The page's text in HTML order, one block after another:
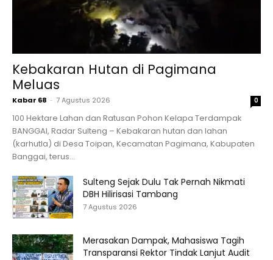
Kebakaran Hutan di Pagimana
Meluas
Kabar 68 - 7 Agustus 2026 0
100 Hektare Lahan dan Ratusan Pohon Kelapa Terdampak
BANGGAI, Radar Sulteng – Kebakaran hutan dan lahan
(karhutla) di Desa Toipan, Kecamatan Pagimana, Kabupaten
Banggai, terus...
Sulteng Sejak Dulu Tak Pernah Nikmati
DBH Hilirisasi Tambang
7 Agustus 2026
Merasakan Dampak, Mahasiswa Tagih
Transparansi Rektor Tindak Lanjut Audit